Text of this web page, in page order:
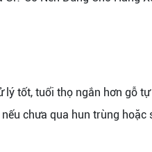
tốt, tuổi thọ ngắn hơn gỗ
chưa qua hun trùng